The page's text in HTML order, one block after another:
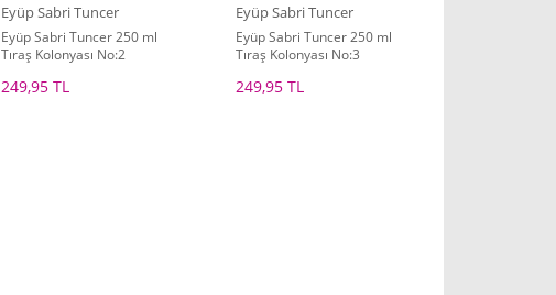
Eyüp Sabri Tuncer
Eyüp Sabri Tuncer 250 ml
Tıraş Kolonyası No:2
249,95 TL
Eyüp Sabri Tuncer
Eyüp Sabri Tuncer 250 ml
Tıraş Kolonyası No:3
249,95 TL